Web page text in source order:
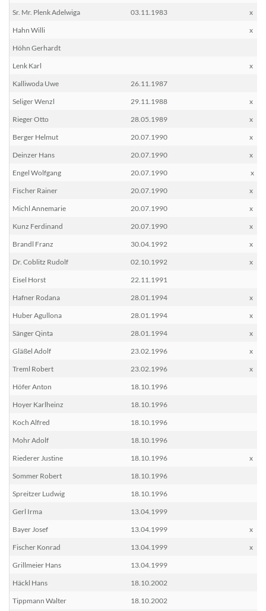
Sr. Mr. Plenk Adelwiga 03.11.1983
x
Hahn Willi
x
Höhn Gerhardt
Lenk Karl
x
Kalliwoda Uwe
26.11.1987
Seliger Wenzl
29.11.1988
x
Rieger Otto
28.05.1989
x
Berger Helmut
20.07.1990
x
Deinzer Hans
20.07.1990
x
Engel Wolfgang
20.07.1990
x
Fischer Rainer
20.07.1990
x
Michl Annemarie
20.07.1990
x
Kunz Ferdinand
20.07.1990
x
Brandl Franz
30.04.1992
x
Dr. Coblitz Rudolf
02.10.1992
x
Eisel Horst
22.11.1991
Hafner Rodana
28.01.1994
x
Huber Agullona
28.01.1994
x
Sänger Qinta
28.01.1994
x
Gläßel Adolf
23.02.1996
x
Treml Robert
23.02.1996
x
Höfer Anton
18.10.1996
Hoyer Karlheinz
18.10.1996
Koch Alfred
18.10.1996
Mohr Adolf
18.10.1996
Riederer Justine
18.10.1996
x
Sommer Robert
18.10.1996
Spreitzer Ludwig
18.10.1996
Gerl Irma
13.04.1999
Bayer Josef
13.04.1999
x
Fischer Konrad
13.04.1999
x
Grillmeier Hans
13.04.1999
Häckl Hans
18.10.2002
Tippmann Walter
18.10.2002